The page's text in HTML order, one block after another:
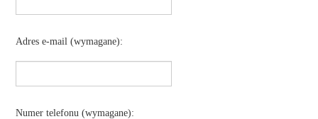
Adres e-mail (wymagane):
Numer telefonu (wymagane):